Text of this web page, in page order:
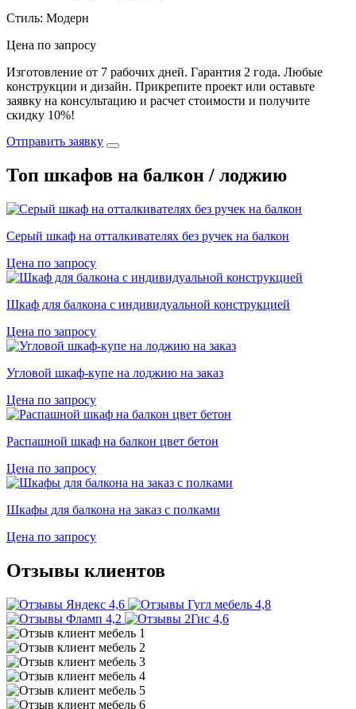
Стиль: Модерн
Цена по запросу
Изготовление от 7 рабочих дней. Гарантия 2 года. Любые
конструкции и дизайн. Прикрепите проект или оставьте
заявку на консультацию и расчет стоимости и получите
скидку 10%!
Отправить заявку
Топ шкафов на балкон / лоджию
Серый шкаф на отталкивателях без ручек на балкон
Цена по запросу
Шкаф для балкона с индивидуальной конструкцией
Цена по запросу
Угловой шкаф-купе на лоджию на заказ
Цена по запросу
Распашной шкаф на балкон цвет бетон
Цена по запросу
Шкафы для балкона на заказ с полками
Цена по запросу
Отзывы клиентов
4,6
4,8
4,2
4,6